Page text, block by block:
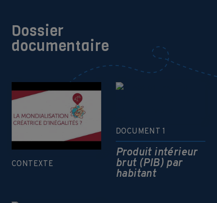
Dossier
documentaire
CONTEXTE
DOCUMENT 1
Produit intérieur
brut (PIB) par
habitant